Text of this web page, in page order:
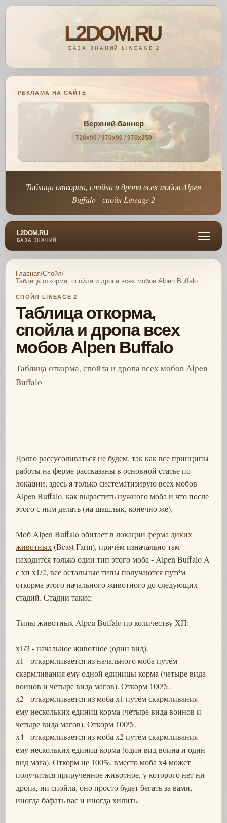
РЕКЛАМА НА САЙТЕ
Верхний баннер
728x90 / 970x90 / 970x250
Таблица откорма, спойла и дропа всех мобов Alpen
Buffalo - спойл Lineage 2
L2DOM.RU
БАЗА ЗНАНИЙ
Главная/Спойл/
Таблица откорма, спойла и дропа всех мобов Alpen Buffalo
СПОЙЛ LINEAGE 2
Таблица откорма,
спойла и дропа всех
мобов Alpen Buffalo
Таблица откорма, спойла и дропа всех мобов Alpen
Buffalo
Долго рассусоливаться не будем, так как все принципы
работы на ферме рассказаны в основной статье по
локации, здесь я только систематизирую всех мобов
Alpen Buffalo, как вырастить нужного моба и что после
этого с ним делать (на шашлык, конечно же).
Моб Alpen Buffalo обитает в локации ферма диких
животных(Beast Farm), причём изначально там
находится только один тип этого моба - Alpen Buffalo A
с хп х1/2, все остальные типы получаются путём
откорма этого начального животного до следующих
стадий. Стадии такие:
Типы животных Alpen Buffalo по количеству ХП:
х1/2 - начальное животное (один вид).
х1 - откармливается из начального моба путём
скармливания ему одной единицы корма (четыре вида
воинов и четыре вида магов). Откорм 100%.
х2 - откармливается из моба х1 путём скармливания
ему нескольких единиц корма (четыре вида воинов и
четыре вида магов). Откорм 100%.
х4 - откармливается из моба х2 путём скармливания
ему нескольких единиц корма (один вид воина и один
вид мага). Откорм не 100%, вместо моба х4 может
получиться прирученное животное, у которого нет ни
дропа, ни спойла, оно просто будет бегать за вами,
иногда бафать вас и иногда хилить.